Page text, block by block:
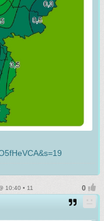
10:40 • 11